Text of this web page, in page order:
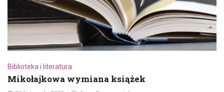
Biblioteka i literatura
Mikołajkowa wymiana książek